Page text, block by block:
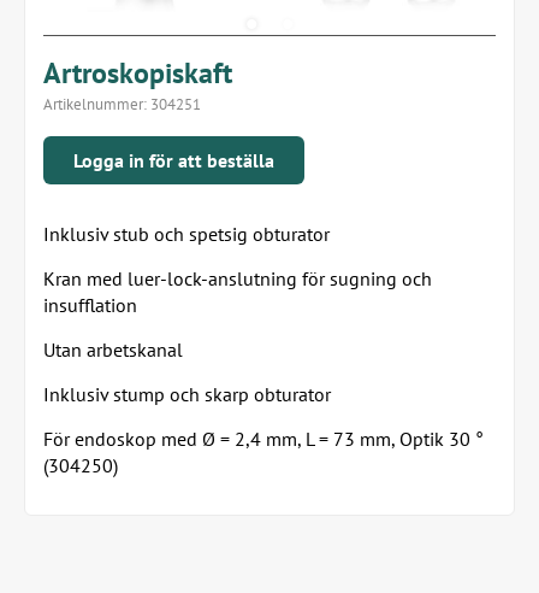
Artroskopiskaft
Artikelnummer: 304251
Logga in för att beställa
Inklusiv stub och spetsig obturator
Kran med luer-lock-anslutning för sugning och
insufflation
Utan arbetskanal
Inklusiv stump och skarp obturator
För endoskop med Ø = 2,4 mm, L = 73 mm, Optik 30 °
(304250)